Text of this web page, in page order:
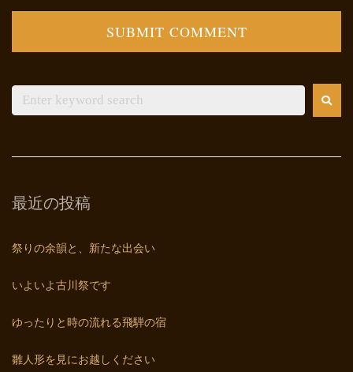
最近の投稿
祭りの余韻と、新たな出会い
いよいよ古川祭です
ゆったりと時の流れる飛騨の宿
雛人形を見にお越しください